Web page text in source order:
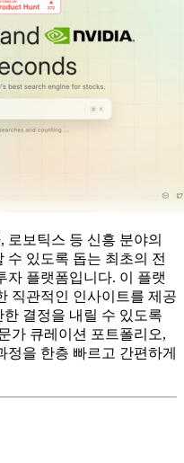
로보틱스 등 신흥 분야의
수 있도록 돕는 최초의 전
자 플랫폼입니다. 이 플랫
직관적인 인사이트를 제공
결정을 내릴 수 있도록
가 큐레이션 포트폴리오,
을 한층 빠르고 간편하게